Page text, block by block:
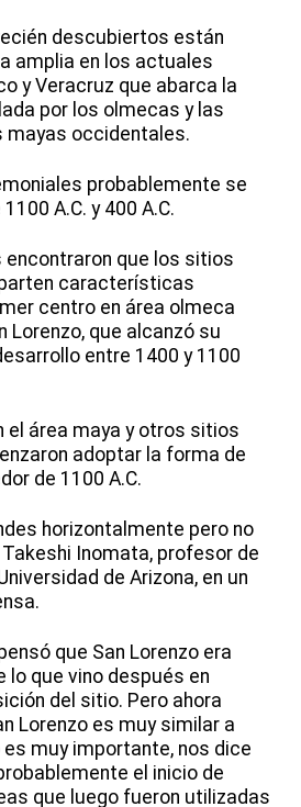
descubiertos están
amplia en los actuales
y Veracruz que abarca la
por los olmecas y las
mayas occidentales.
probablemente se
A.C. y 400 A.C.
encontraron que los sitios
características
centro en área olmeca
Lorenzo, que alcanzó su
entre 1400 y 1100
el área maya y otros sitios
adoptar la forma de
de 1100 A.C.
horizontalmente pero no
Inomata, profesor de
de Arizona, en un
que San Lorenzo era
lo que vino después en
del sitio. Pero ahora
Lorenzo es muy similar a
es muy importante, nos dice
el inicio de
que luego fueron utilizadas